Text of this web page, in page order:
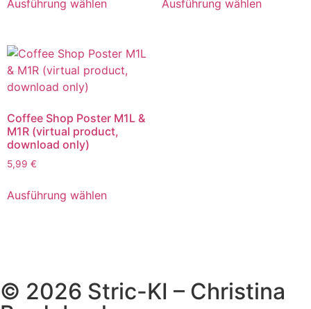
Ausführung wählen Ausführung wählen
Coffee Shop Poster M1L &
M1R (virtual product,
download only)
5,99 €
Ausführung wählen
© 2026 Stric-KI – Christina